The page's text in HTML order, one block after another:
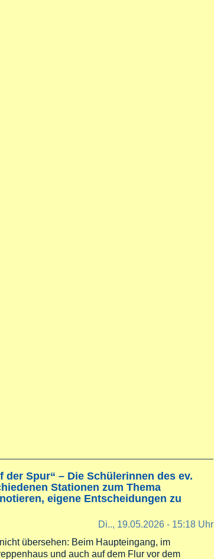
Spur“ – Die Schülerinnen des ev.
Stationen zum Thema
eigene Entscheidungen zu
Di.., 19.05.2026 - 15:18 Uhr
übersehen: Beim Haupteingang, im
und auch auf dem Flur vor dem